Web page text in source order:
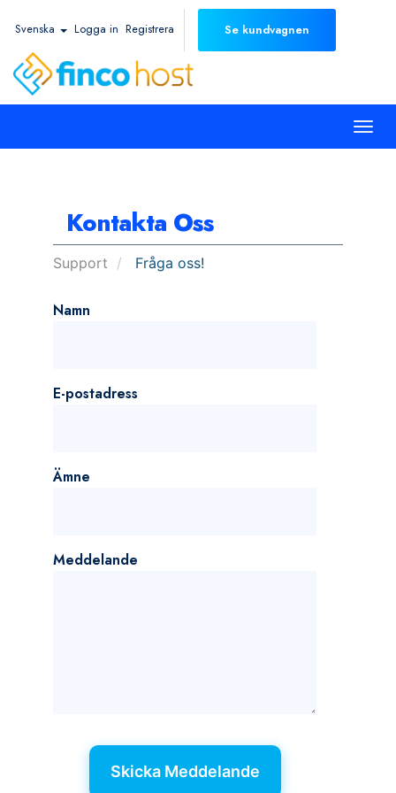
Svenska Logga in Registrera Se kundvagnen
Kontakta Oss
Support Fråga oss!
Namn
E-postadress
Ämne
Meddelande
Skicka Meddelande